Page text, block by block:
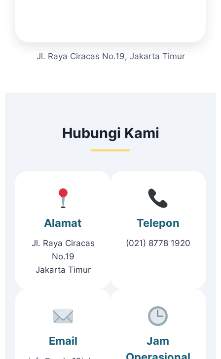
Jl. Raya Ciracas No.19, Jakarta Timur
Hubungi Kami
Alamat
Jl. Raya Ciracas
No.19
Jakarta Timur
Telepon
(021) 8778 1920
Email
Jam